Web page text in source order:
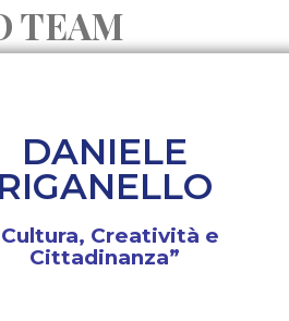
TEAM
DANIELE
RIGANELLO
Creatività e
Cittadinanza”